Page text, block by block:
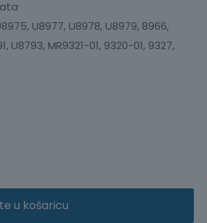
U8977, U8978, U8979, 8966,
U8793, MR9321-01, 9320-01, 9327,
u košaricu